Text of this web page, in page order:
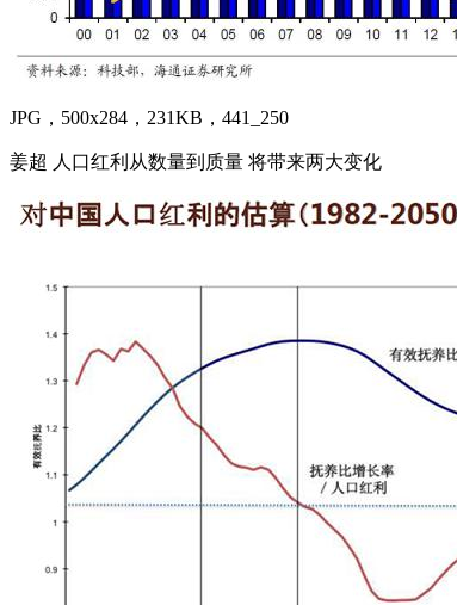
JPG，500x284，231KB，441_250
姜超 人口红利从数量到质量 将带来两大变化